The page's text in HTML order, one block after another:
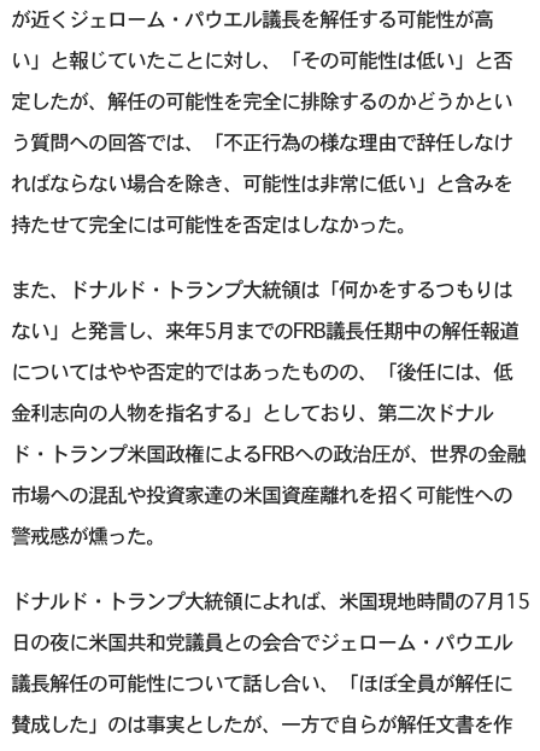
が近くジェローム・パウエル議長を解任する可能性が高
い」と報じていたことに対し、「その可能性は低い」と否
定したが、解任の可能性を完全に排除するのかどうかとい
う質問への回答では、「不正行為の様な理由で辞任しなけ
ればならない場合を除き、可能性は非常に低い」と含みを
持たせて完全には可能性を否定はしなかった。
また、ドナルド・トランプ大統領は「何かをするつもりは
ない」と発言し、来年5月までのFRB議長任期中の解任報道
についてはやや否定的ではあったものの、「後任には、低
金利志向の人物を指名する」としており、第二次ドナル
ド・トランプ米国政権によるFRBへの政治圧が、世界の金融
市場への混乱や投資家達の米国資産離れを招く可能性への
警戒感が燻った。
ドナルド・トランプ大統領によれば、米国現地時間の7月15
日の夜に米国共和党議員との会合でジェローム・パウエル
議長解任の可能性について話し合い、「ほぼ全員が解任に
賛成した」のは事実としたが、一方で自らが解任文書を作